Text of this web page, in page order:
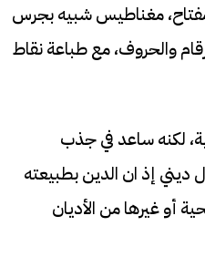
مفتاح، مغناطيس شبيه بجرس
والحروف، مع طباعة نقاط
لكنه ساعد في جذب
ديني إذ ان الدين بطبيعته
أو غيرها من الأديان